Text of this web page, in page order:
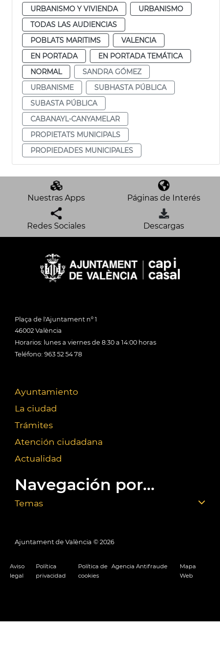
URBANISMO Y VIVIENDA
URBANISMO
TODAS LAS AUDIENCIAS
POBLATS MARITIMS
VALENCIA
EN PORTADA
EN PORTADA TEMÁTICA
NORMAL
SANDRA GÓMEZ
URBANISME
SUBHASTA PÚBLICA
SUBASTA PÚBLICA
CABANAYL-CANYAMELAR
PROPIETATS MUNICIPALS
PROPIEDADES MUNICIPALES
Nuestras Apps Páginas de Interés
Redes Sociales Descargas
Plaça de l'Ajuntament nº 1
46002 València
Horarios: lunes a viernes de 8:30 a 14:00 horas
Teléfono: 963 52 54 78
Ayuntamiento
La ciudad
Trámites
Atención ciudadana
Actualidad
Navegación por...
Temas
Ajuntament de València © 2026
Aviso
legal
Política
privacidad
Política de
cookies
Agencia Antifraude
Mapa
Web